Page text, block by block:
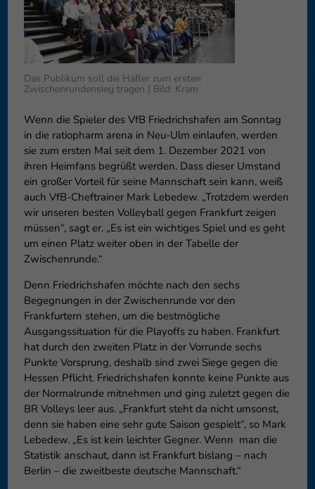
Das Publikum soll die Häfler zum ersten
Zwischenrundensieg tragen | Bild: Kram
Wenn die Spieler des VfB Friedrichshafen am Sonntag
in die ratiopharm arena in Neu-Ulm einlaufen, werden
sie zum ersten Mal seit dem 1. Dezember 2021 von
ihren Heimfans begrüßt werden. Dass dieser Umstand
ein großer Vorteil für seine Mannschaft sein kann, weiß
auch VfB-Cheftrainer Mark Lebedew. „Trotzdem werden
wir unseren besten Volleyball gegen Frankfurt zeigen
müssen“, sagt er. „Es ist ein wichtiges Spiel und es geht
um einen Platz weiter oben in der Tabelle der
Zwischenrunde.“
Denn Friedrichshafen möchte nach den sechs
Begegnungen in der Zwischenrunde vor den
Frankfurtern stehen, um die bestmögliche
Ausgangssituation für die Playoffs zu haben. Frankfurt
hat durch den zweiten Platz in der Vorrunde sechs
Punkte Vorsprung, deshalb sind zwei Siege gegen die
Hessen Pflicht. Friedrichshafen konnte keine Punkte aus
der Normalrunde mitnehmen und ging zuletzt gegen die
BR Volleys leer aus. „Frankfurt steht da nicht umsonst,
denn sie haben eine sehr gute Saison gespielt“, so Mark
Lebedew. „Es ist kein leichter Gegner. Wenn man die
Statistik anschaut, dann ist Frankfurt bislang – nach
Berlin – die zweitbeste deutsche Mannschaft.“
können Ihre Einwilligung zu ganzen Kategorien geben oder sich
weitere Informationen anzeigen lassen und so nur bestimmte
Cookies auswählen.
Zurück
Datenschutzeinstellungen
Essenziell (1)
Essenzielle Cookies ermöglichen grundlegende Funktionen und sind für
die einwandfreie Funktion der Website erforderlich.
Cookie-Informationen anzeigen
Externe Medien (6)
Inhalte von Videoplattformen und Social-Media-Plattformen werden
standardmäßig blockiert. Wenn Cookies von externen Medien akzeptiert
werden, bedarf der Zugriff auf diese Inhalte keiner manuellen
Cookie-Informationen anzeigen
Datenschutzerklärung